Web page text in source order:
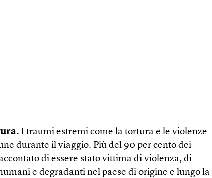
I traumi estremi come la tortura e le violenze
durante il viaggio. Più del 90 per cento dei
di essere stato vittima di violenza, di
e degradanti nel paese di origine e lungo la